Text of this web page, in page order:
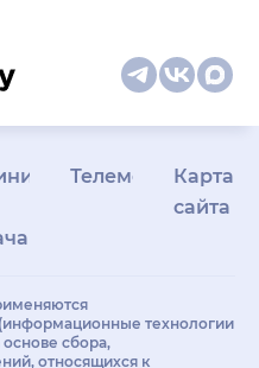
Телемедицина
Карта
сайта
технологии
сбора,
относящихся к